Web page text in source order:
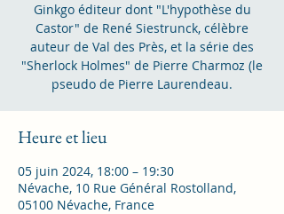
Ginkgo éditeur dont "L'hypothèse du
Castor" de René Siestrunck, célèbre
auteur de Val des Près, et la série des
"Sherlock Holmes" de Pierre Charmoz (le
pseudo de Pierre Laurendeau.
Heure et lieu
05 juin 2024, 18:00 – 19:30
Névache, 10 Rue Général Rostolland,
05100 Névache, France